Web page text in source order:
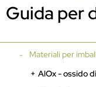
Guida per
Materiali per
AlOx - ossido